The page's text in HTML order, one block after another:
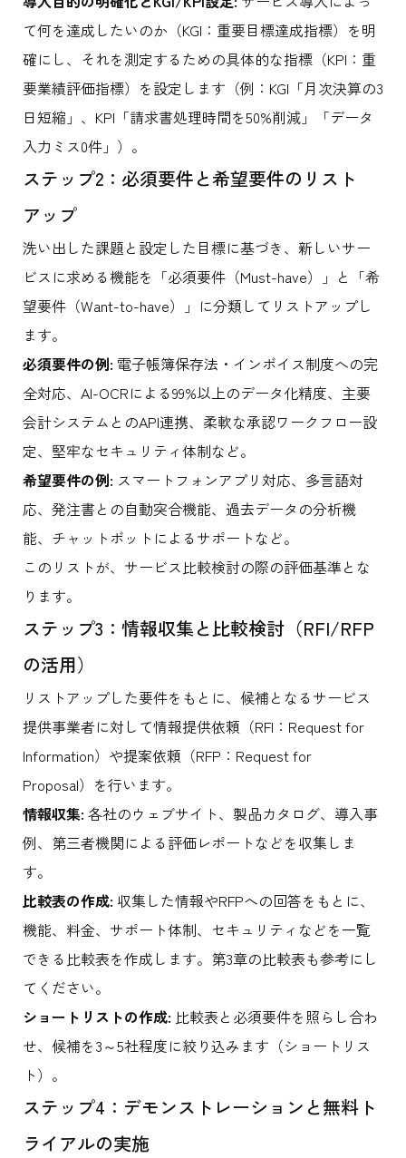
て何を達成したいのか（KGI：重要目標達成指標）を明
確にし、それを測定するための具体的な指標（KPI：重
要業績評価指標）を設定します（例：KGI「月次決算の3
日短縮」、KPI「請求書処理時間を50%削減」「データ
入力ミス0件」）。
ステップ2：必須要件と希望要件のリスト
アップ
洗い出した課題と設定した目標に基づき、新しいサー
ビスに求める機能を「必須要件（Must-have）」と「希
望要件（Want-to-have）」に分類してリストアップし
ます。
必須要件の例: 電子帳簿保存法・インボイス制度への完
全対応、AI-OCRによる99%以上のデータ化精度、主要
会計システムとのAPI連携、柔軟な承認ワークフロー設
定、堅牢なセキュリティ体制など。
希望要件の例: スマートフォンアプリ対応、多言語対
応、発注書との自動突合機能、過去データの分析機
能、チャットボットによるサポートなど。
このリストが、サービス比較検討の際の評価基準とな
ります。
ステップ3：情報収集と比較検討（RFI/RFP
の活用）
リストアップした要件をもとに、候補となるサービス
提供事業者に対して情報提供依頼（RFI：Request for
Information）や提案依頼（RFP：Request for
Proposal）を行います。
情報収集: 各社のウェブサイト、製品カタログ、導入事
例、第三者機関による評価レポートなどを収集しま
す。
比較表の作成: 収集した情報やRFPへの回答をもとに、
機能、料金、サポート体制、セキュリティなどを一覧
できる比較表を作成します。第3章の比較表も参考にし
てください。
ショートリストの作成: 比較表と必須要件を照らし合わ
せ、候補を3～5社程度に絞り込みます（ショートリス
ト）。
ステップ4：デモンストレーションと無料ト
ライアルの実施